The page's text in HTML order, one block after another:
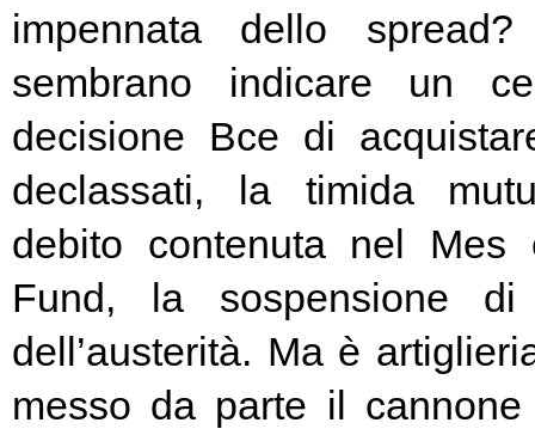
impennata dello
sembrano indicare un
decisione Bce di
declassati, la timida
debito contenuta nel Mes
Fund, la sospensione di
dell’austerità. Ma è
messo da parte il